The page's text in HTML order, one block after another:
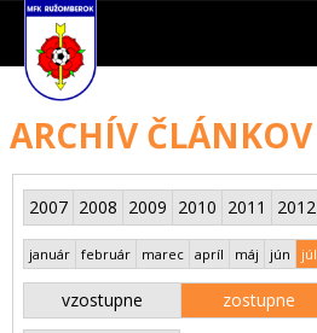
ARCHÍV ČLÁNKOV
2007 2008 2009 2010 2011 2012
január február marec apríl máj jún júl
vzostupne zostupne